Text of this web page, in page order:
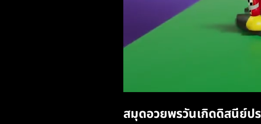
สมุดอวยพรวันเกิดดิสนีย์ป